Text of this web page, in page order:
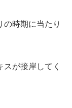
の時期に当たり
が接岸してく